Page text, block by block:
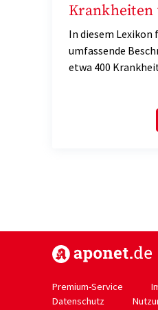
Krankheiten
In diesem Lexikon
umfassende
etwa 400
Premium-Service
Datenschutz